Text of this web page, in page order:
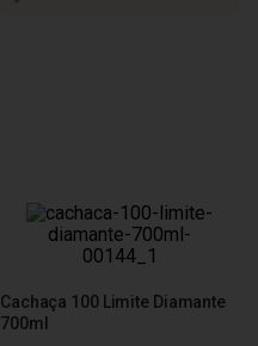
Cachaça 100 Limite Diamante
700ml